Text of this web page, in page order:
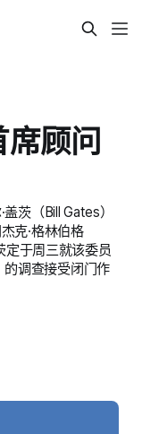
顾问
茨（Bill Gates）
克·格林伯格
于周三就该委员
调查接受闭门作